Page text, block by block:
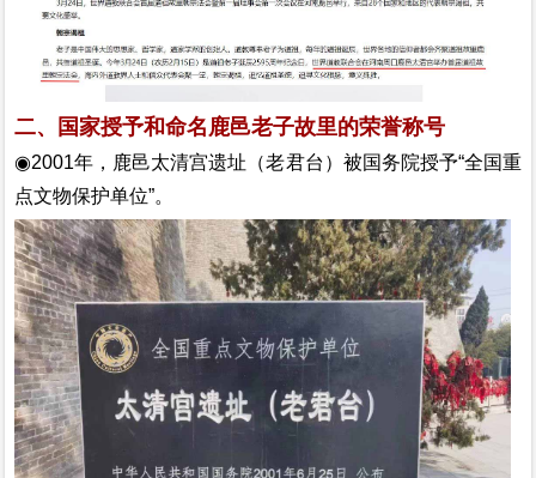
二、国家授予和命名鹿邑老子故里的荣誉称号
◉2001年，鹿邑太清宫遗址（老君台）被国务院授予“全国重
点文物保护单位”。